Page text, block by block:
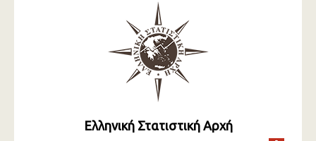
Ελληνική Στατιστική Αρχή